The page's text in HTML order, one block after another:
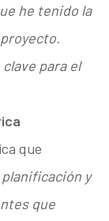
he tenido la
para el
que
y
que